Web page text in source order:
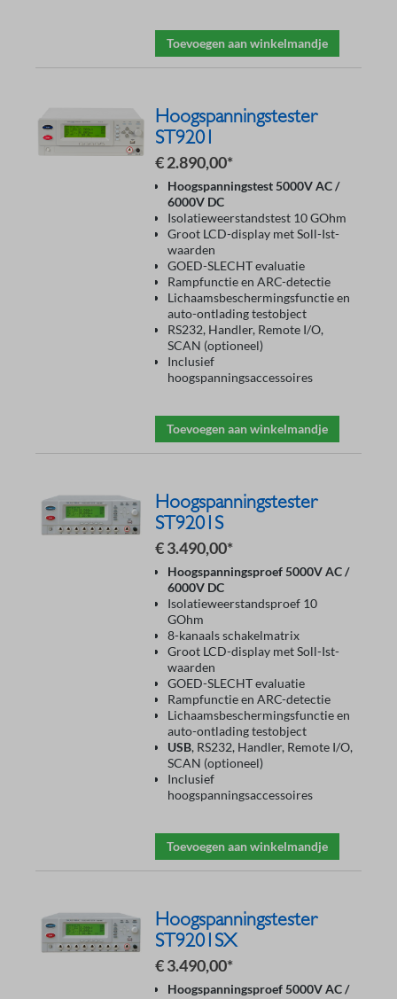
Toevoegen aan winkelmandje
Hoogspanningstester
ST9201
€ 2.890,00*
Hoogspanningstest 5000V AC /
6000V DC
Isolatieweerstandstest 10 GOhm
Groot LCD-display met Soll-Ist-
waarden
GOED-SLECHT evaluatie
Rampfunctie en ARC-detectie
Lichaamsbeschermingsfunctie en
auto-ontlading testobject
RS232, Handler, Remote I/O,
SCAN (optioneel)
Inclusief
hoogspanningsaccessoires
Toevoegen aan winkelmandje
Hoogspanningstester
ST9201S
€ 3.490,00*
Hoogspanningsproef 5000V AC /
6000V DC
Isolatieweerstandsproef 10
GOhm
8-kanaals schakelmatrix
Groot LCD-display met Soll-Ist-
waarden
GOED-SLECHT evaluatie
Rampfunctie en ARC-detectie
Lichaamsbeschermingsfunctie en
auto-ontlading testobject
USB, RS232, Handler, Remote I/O,
SCAN (optioneel)
Inclusief
hoogspanningsaccessoires
Toevoegen aan winkelmandje
Hoogspanningstester
ST9201SX
€ 3.490,00*
Hoogspanningsproef 5000V AC /